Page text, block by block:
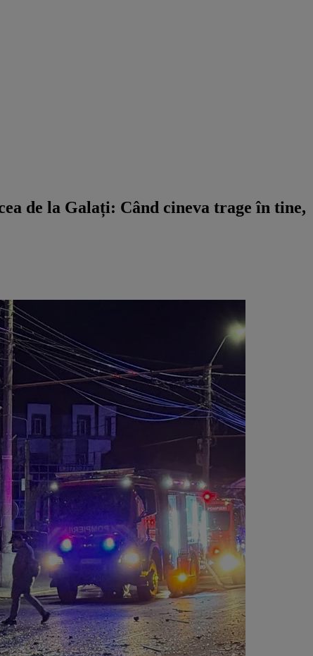
de la Galați: Când cineva trage în tine,